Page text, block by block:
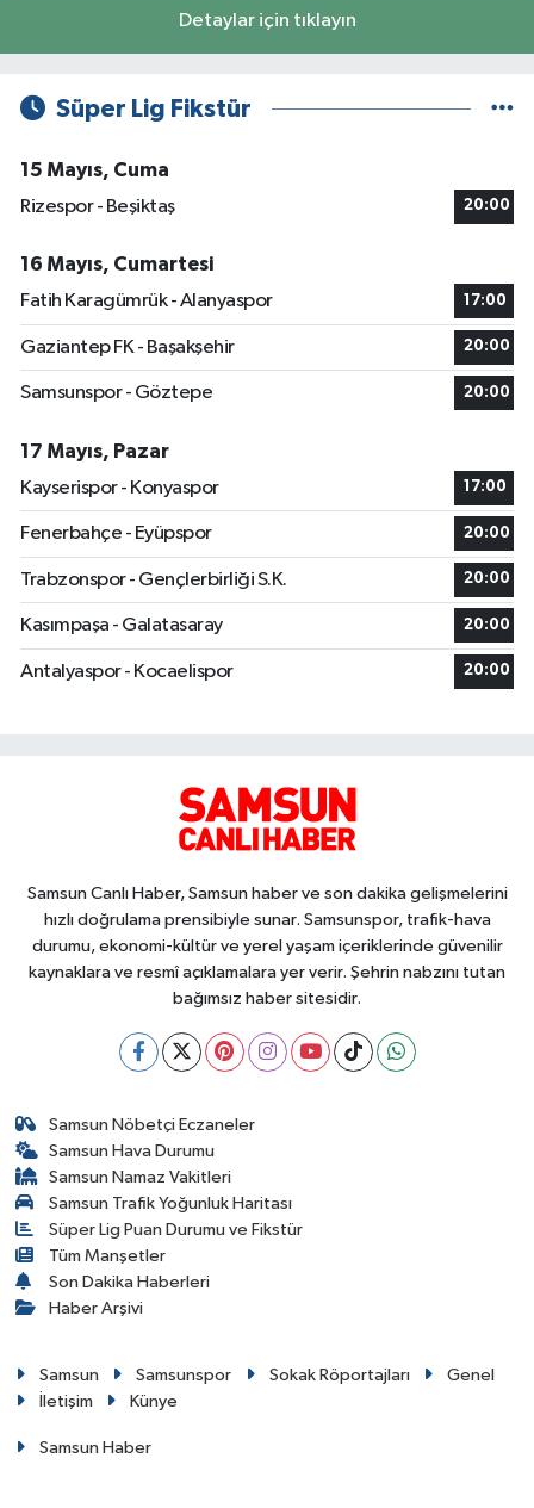
Detaylar için tıklayın
Süper Lig Fikstür
15 Mayıs, Cuma
Rizespor - Beşiktaş
20:00
16 Mayıs, Cumartesi
Fatih Karagümrük - Alanyaspor
17:00
Gaziantep FK - Başakşehir 20:00
Samsunspor - Göztepe 20:00
17 Mayıs, Pazar
Kayserispor - Konyaspor
17:00
Fenerbahçe - Eyüpspor 20:00
Trabzonspor - Gençlerbirliği S.K. 20:00
Kasımpaşa - Galatasaray 20:00
Antalyaspor - Kocaelispor 20:00
Samsun Canlı Haber, Samsun haber ve son dakika gelişmelerini
hızlı doğrulama prensibiyle sunar. Samsunspor, trafik-hava
durumu, ekonomi-kültür ve yerel yaşam içeriklerinde güvenilir
kaynaklara ve resmî açıklamalara yer verir. Şehrin nabzını tutan
bağımsız haber sitesidir.
Samsun Nöbetçi Eczaneler
Samsun Hava Durumu
Samsun Namaz Vakitleri
Samsun Trafik Yoğunluk Haritası
Süper Lig Puan Durumu ve Fikstür
Tüm Manşetler
Son Dakika Haberleri
Haber Arşivi
Samsun Samsunspor Sokak Röportajları
Genel
İletişim
Künye
Samsun Haber